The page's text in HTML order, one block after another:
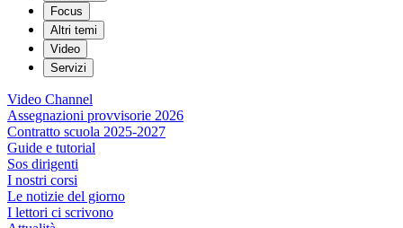
Focus
Altri temi
Video
Servizi
Video Channel
Assegnazioni provvisorie 2026
Contratto scuola 2025-2027
Guide e tutorial
Sos dirigenti
I nostri corsi
Le notizie del giorno
I lettori ci scrivono